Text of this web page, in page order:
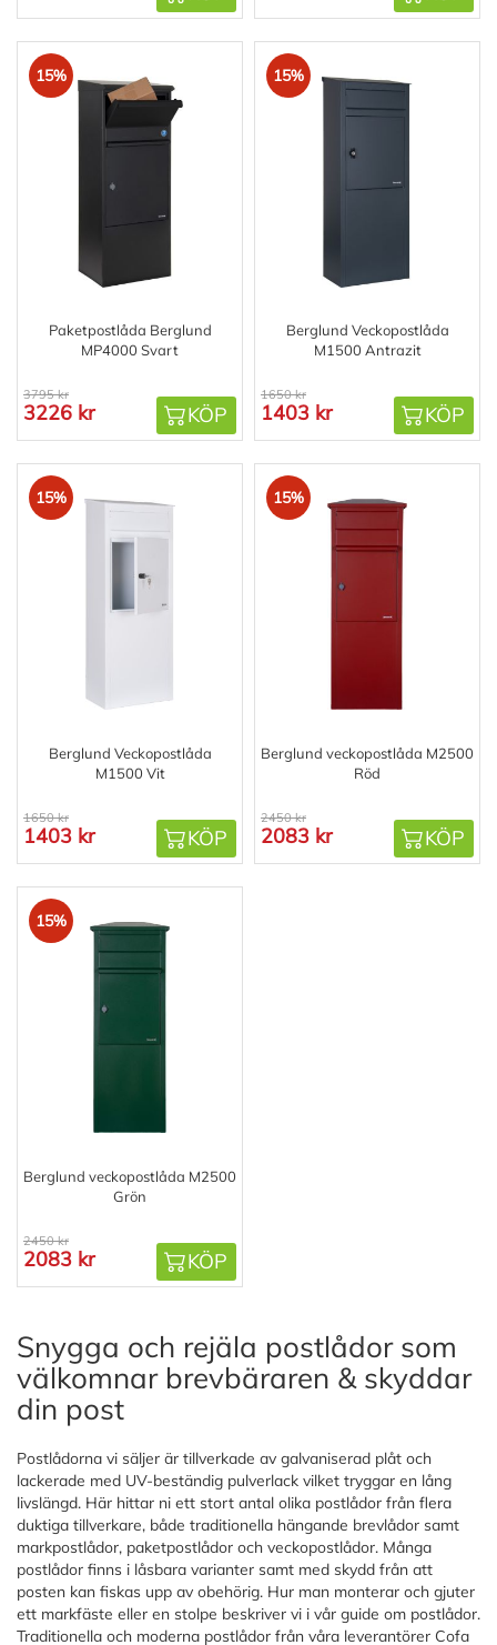
15%
Paketpostlåda Berglund
MP4000 Svart
3795 kr
3226 kr KÖP
15%
Berglund Veckopostlåda
M1500 Antrazit
1650 kr
1403 kr KÖP
15%
Berglund Veckopostlåda
M1500 Vit
1650 kr
1403 kr KÖP
15%
Berglund veckopostlåda M2500
Röd
2450 kr
2083 kr KÖP
15%
Berglund veckopostlåda M2500
Grön
2450 kr
2083 kr KÖP
Snygga och rejäla postlådor som
välkomnar brevbäraren & skyddar
din post
Postlådorna vi säljer är tillverkade av galvaniserad plåt och
lackerade med UV-beständig pulverlack vilket tryggar en lång
livslängd. Här hittar ni ett stort antal olika postlådor från flera
duktiga tillverkare, både traditionella hängande brevlådor samt
markpostlådor, paketpostlådor och veckopostlådor. Många
postlådor finns i låsbara varianter samt med skydd från att
posten kan fiskas upp av obehörig. Hur man monterar och gjuter
ett markfäste eller en stolpe beskriver vi i vår guide om postlådor.
Traditionella och moderna postlådor från våra leverantörer Cofa